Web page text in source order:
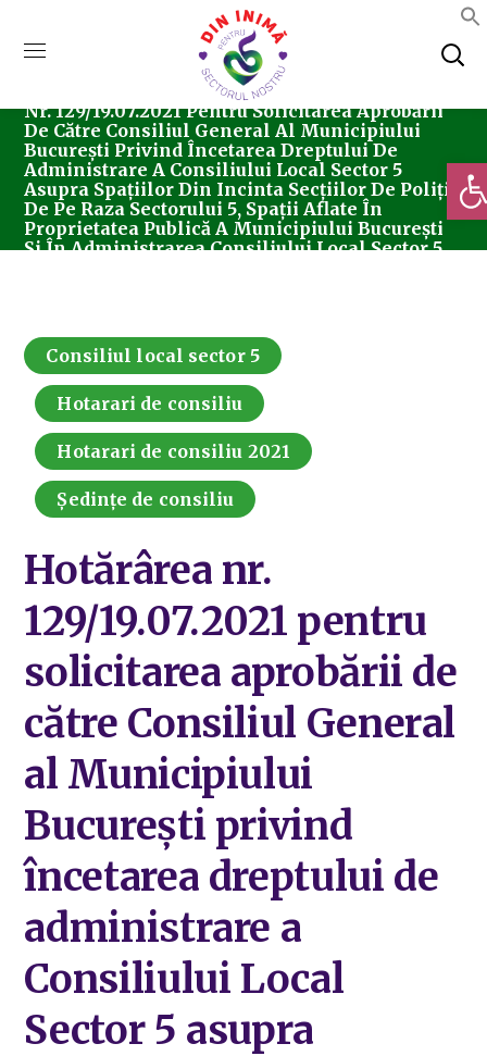
Consiliul Local Sector 5
Nr. 129/19.07.2021 Pentru Solicitarea Aprobării
De Către Consiliul General Al Municipiului
București Privind Încetarea Dreptului De
Administrare A Consiliului Local Sector 5
Asupra Spațiilor Din Incinta Secțiilor De Poliție
De Pe Raza Sectorului 5, Spații Aflate În
Proprietatea Publică A Municipiului București
Și În Administrarea Consiliului Local Sector 5
Consiliul local sector 5
Hotarari de consiliu
Hotarari de consiliu 2021
Ședințe de consiliu
Hotărârea nr.
129/19.07.2021 pentru
solicitarea aprobării de
către Consiliul General
al Municipiului
București privind
încetarea dreptului de
administrare a
Consiliului Local
Sector 5 asupra